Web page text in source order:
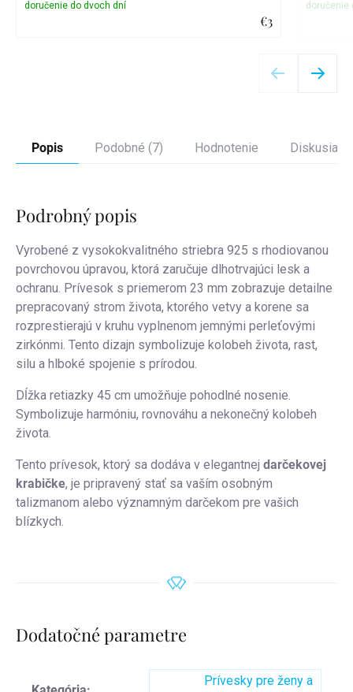
€3
Popis Podobné (7) Hodnotenie Diskusia
Podrobný popis
Vyrobené z vysokokvalitného striebra 925 s rhodiovanou
povrchovou úpravou, ktorá zaručuje dlhotrvajúci lesk a
ochranu. Prívesok s priemerom 23 mm zobrazuje detailne
prepracovaný strom života, ktorého vetvy a korene sa
rozprestierajú v kruhu vyplnenom jemnými perleťovými
zirkónmi. Tento dizajn symbolizuje kolobeh života, rast,
silu a hlboké spojenie s prírodou.
Dĺžka retiazky 45 cm umožňuje pohodlné nosenie.
Symbolizuje harmóniu, rovnováhu a nekonečný kolobeh
života.
Tento prívesok, ktorý sa dodáva v elegantnej darčekovej
krabičke, je pripravený stať sa vaším osobným
talizmanom alebo významným darčekom pre vašich
blízkych.
Dodatočné parametre
Prívesky pre ženy a